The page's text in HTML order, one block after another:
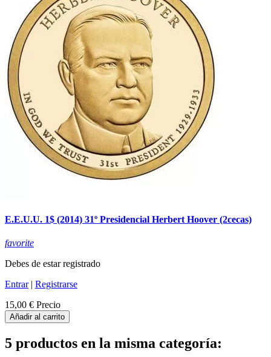
E.E.U.U. 1$ (2014) 31º Presidencial Herbert Hoover (2cecas)
favorite
Debes de estar registrado
Entrar| Registrarse
15,00 € Precio
Añadir al carrito
5 productos en la misma categoría: